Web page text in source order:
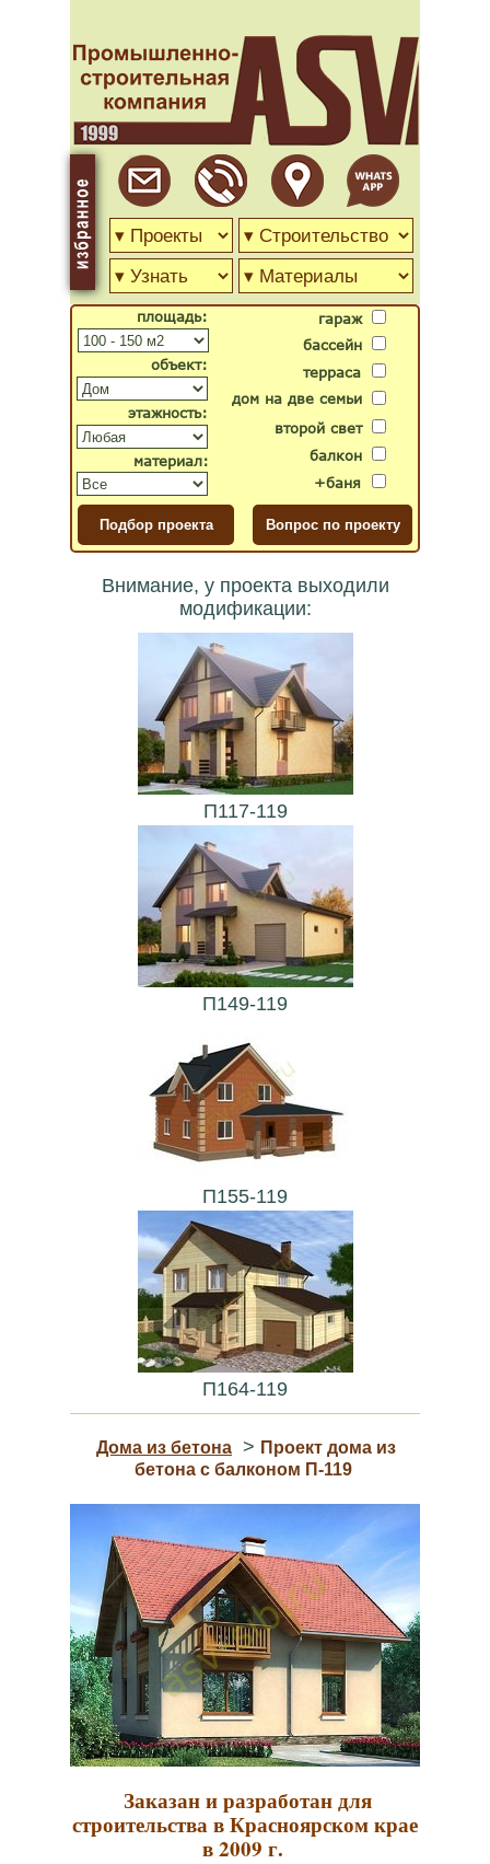
гараж
бассейн
второй свет
дом на две семьи
терраса
балкон
+баня
объект:
материал:
площадь:
этажность:
Внимание, у проекта выходили
модификации:
П117-119
П149-119
П155-119
П164-119
Дома из бетона > Проект дома из
бетона с балконом П-119
Заказан и разработан для
строительства в Красноярском крае
в 2009 г.